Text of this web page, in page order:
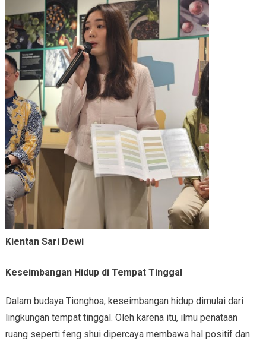
Kientan Sari Dewi
Keseimbangan Hidup di Tempat Tinggal
Dalam budaya Tionghoa, keseimbangan hidup dimulai dari
lingkungan tempat tinggal. Oleh karena itu, ilmu penataan
ruang seperti feng shui dipercaya membawa hal positif dan